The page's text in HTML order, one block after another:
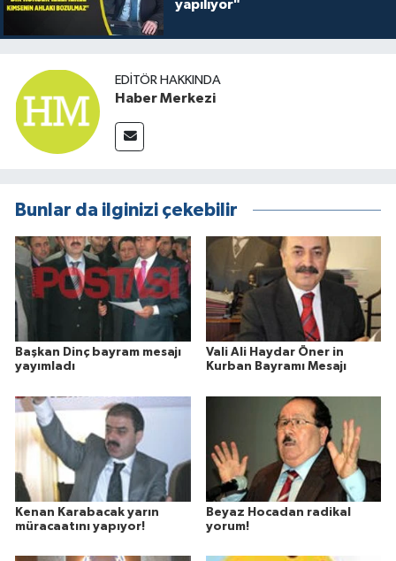
yapılıyor"
EDITÖR HAKKINDA
Haber Merkezi
Bunlar da ilginizi çekebilir
Başkan Dinç bayram mesajı
yayımladı
Vali Ali Haydar Öner in
Kurban Bayramı Mesajı
Kenan Karabacak yarın
müracaatını yapıyor!
Beyaz Hocadan radikal
yorum!